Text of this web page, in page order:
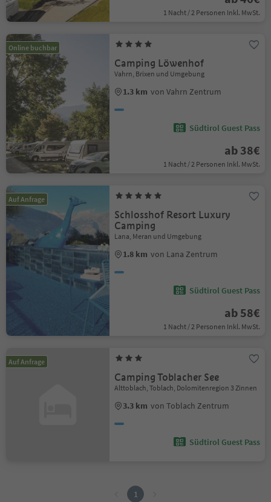
1 Nacht / 2 Personen Inkl. MwSt.
Online buchbar
Camping Löwenhof
Vahrn, Brixen und Umgebung
1.3 km von Vahrn Zentrum
Südtirol Guest Pass
ab 38€
1 Nacht / 2 Personen Inkl. MwSt.
Auf Anfrage
Schlosshof Resort Luxury
Camping
Lana, Meran und Umgebung
1.8 km von Lana Zentrum
Südtirol Guest Pass
ab 58€
1 Nacht / 2 Personen Inkl. MwSt.
Auf Anfrage
Camping Toblacher See
Alttoblach, Toblach, Dolomitenregion 3 Zinnen
3.3 km von Toblach Zentrum
Südtirol Guest Pass
1